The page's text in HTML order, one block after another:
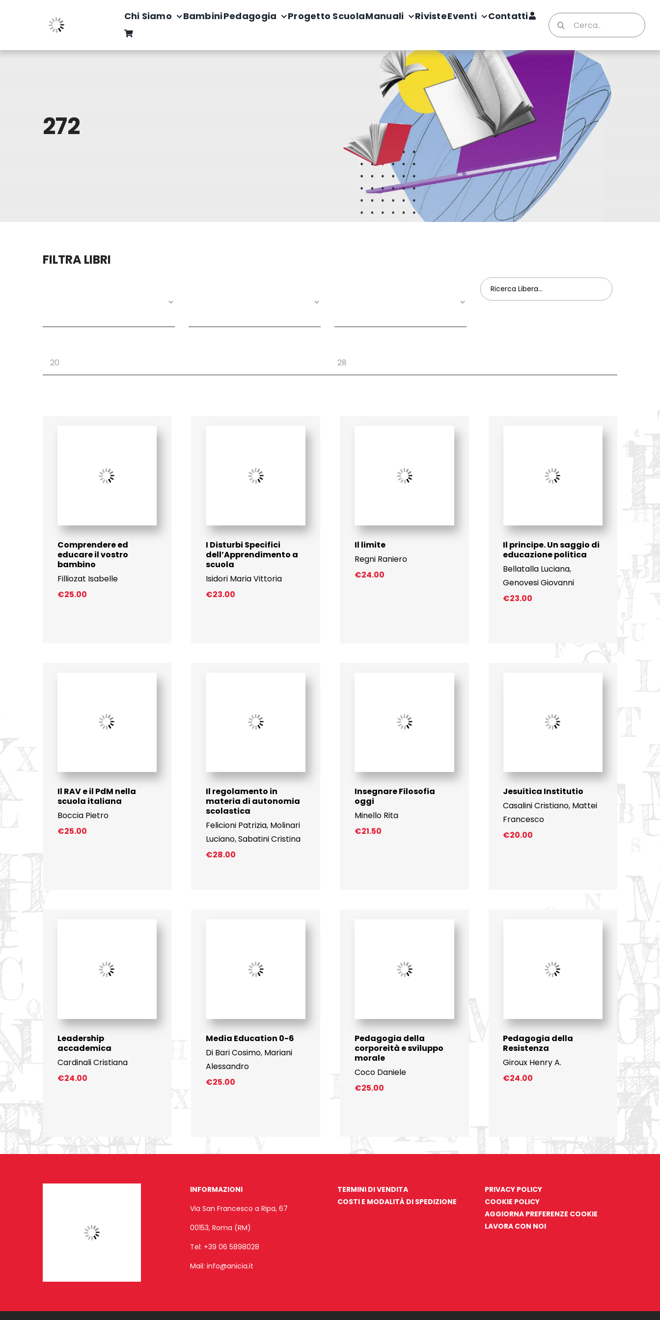
Chi Siamo BambiniPedagogia Progetto ScuolaManuali RivisteEventi Contatti
Cerca
per:
272
FILTRA LIBRI
Comprendere ed
educare il vostro
bambino
Filliozat Isabelle
€25.00
I Disturbi Specifici
dell’Apprendimento a
scuola
Isidori Maria Vittoria
€23.00
Il limite
Regni Raniero
€24.00
Il principe. Un saggio di
educazione politica
Bellatalla Luciana,
Genovesi Giovanni
€23.00
Il RAV e il PdM nella
scuola italiana
Boccia Pietro
€25.00
Il regolamento in
materia di autonomia
scolastica
Felicioni Patrizia, Molinari
Luciano,Sabatini Cristina
€28.00
Insegnare Filosofia
oggi
Minello Rita
€21.50
Jesuitica Institutio
Casalini Cristiano, Mattei
Francesco
€20.00
Leadership
accademica
Cardinali Cristiana
€24.00
Media Education 0-6
Di Bari Cosimo, Mariani
Alessandro
€25.00
Pedagogia della
corporeità e sviluppo
morale
Coco Daniele
€25.00
Pedagogia della
Resistenza
Giroux Henry A.
€24.00
INFORMAZIONI
Via San Francesco a Ripa, 67
00153, Roma (RM)
Tel: +39 06 5898028
Mail: info@anicia.it
TERMINI DI VENDITA
COSTI E MODALITÀ DI SPEDIZIONE
PRIVACY POLICY
COOKIE POLICY
AGGIORNA PREFERENZE COOKIE
LAVORA CON NOI